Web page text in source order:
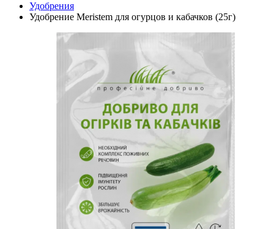
Удобрения
Удобрение Meristem для огурцов и кабачков (25г)